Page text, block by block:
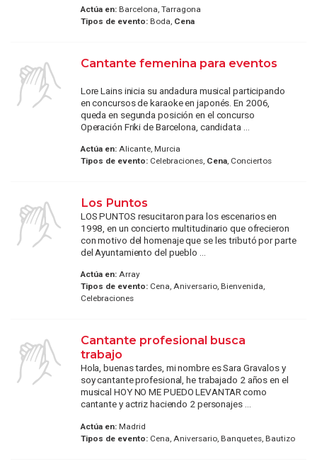
Actúa en:Barcelona, Tarragona
Tipos de evento:Boda, Cena
Cantante femenina para eventos
Lore Lains inicia su andadura musical participando
en concursos de karaoke en japonés. En 2006,
queda en segunda posición en el concurso
Operación Friki de Barcelona, candidata ...
Actúa en:Alicante, Murcia
Tipos de evento:Celebraciones, Cena, Conciertos
Los Puntos
LOS PUNTOS resucitaron para los escenarios en
1998, en un concierto multitudinario que ofrecieron
con motivo del homenaje que se les tributó por parte
del Ayuntamiento del pueblo ...
Actúa en:Array
Tipos de evento:Cena, Aniversario, Bienvenida,
Celebraciones
Cantante profesional busca
trabajo
Hola, buenas tardes, mi nombre es Sara Gravalos y
soy cantante profesional, he trabajado 2 años en el
musical HOY NO ME PUEDO LEVANTAR como
cantante y actriz haciendo 2 personajes ...
Actúa en:Madrid
Tipos de evento:Cena, Aniversario, Banquetes, Bautizo